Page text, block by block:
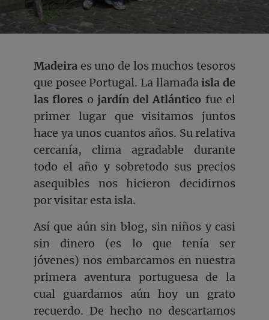
Madeira es uno de los muchos tesoros
que posee Portugal. La llamadaisla de
las flores o jardín del Atlántico fue el
primer lugar que visitamos juntos
hace ya unos cuantos años. Su relativa
cercanía, clima agradable durante
todo el año y sobretodo sus precios
asequibles nos hicieron decidirnos
por visitar esta isla.
Así que aún sin blog, sin niños y casi
sin dinero (es lo que tenía ser
jóvenes) nos embarcamos en nuestra
primera aventura portuguesa de la
cual guardamos aún hoy un grato
recuerdo. De hecho no descartamos